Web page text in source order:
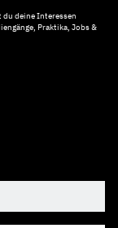
deine Interessen
Praktika, Jobs &